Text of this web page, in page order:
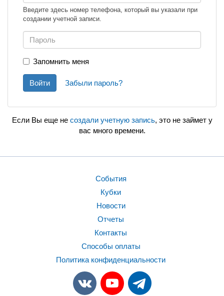
Введите здесь номер телефона, который вы указали при
создании учетной записи.
Запомнить меня
Войти Забыли пароль?
Если Вы еще не создали учетную запись, это не займет у
вас много времени.
События
Кубки
Новости
Отчеты
Контакты
Способы оплаты
Политика конфиденциальности